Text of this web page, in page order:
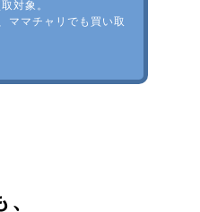
対象。
ママチャリでも買い取